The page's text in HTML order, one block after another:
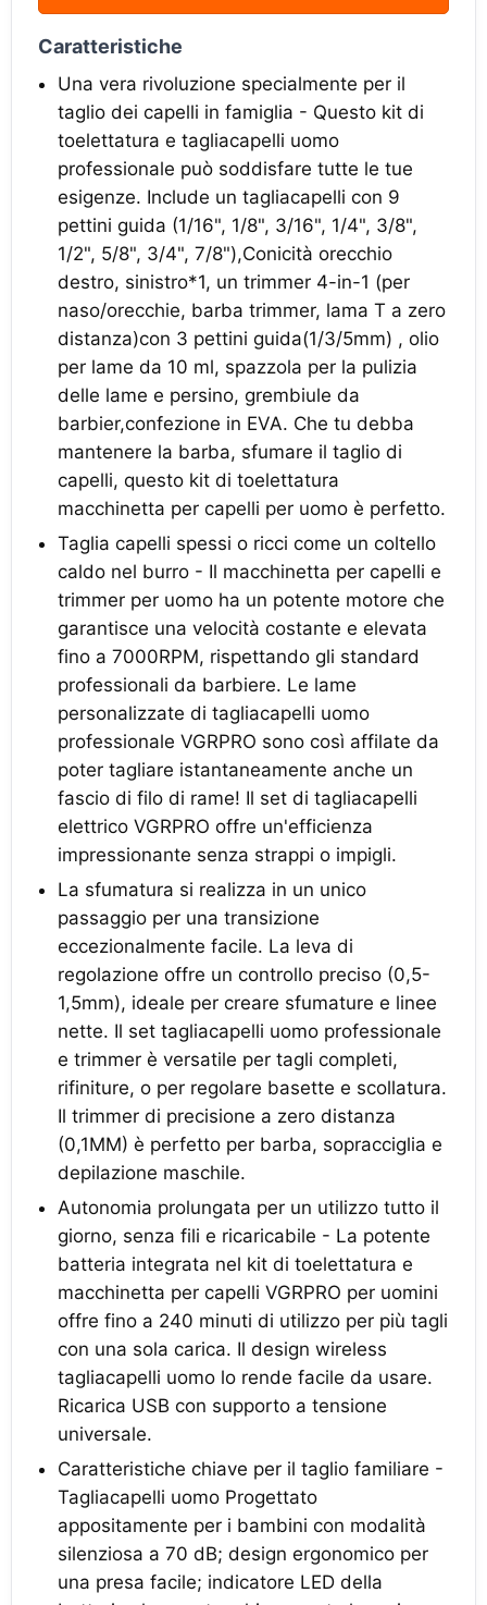
Caratteristiche
Una vera rivoluzione specialmente per il
taglio dei capelli in famiglia - Questo kit di
toelettatura e tagliacapelli uomo
professionale può soddisfare tutte le tue
esigenze. Include un tagliacapelli con 9
pettini guida (1/16", 1/8", 3/16", 1/4", 3/8",
1/2", 5/8", 3/4", 7/8"),Conicità orecchio
destro, sinistro*1, un trimmer 4-in-1 (per
naso/orecchie, barba trimmer, lama T a zero
distanza)con 3 pettini guida(1/3/5mm) , olio
per lame da 10 ml, spazzola per la pulizia
delle lame e persino, grembiule da
barbier,confezione in EVA. Che tu debba
mantenere la barba, sfumare il taglio di
capelli, questo kit di toelettatura
macchinetta per capelli per uomo è perfetto.
Taglia capelli spessi o ricci come un coltello
caldo nel burro - Il macchinetta per capelli e
trimmer per uomo ha un potente motore che
garantisce una velocità costante e elevata
fino a 7000RPM, rispettando gli standard
professionali da barbiere. Le lame
personalizzate di tagliacapelli uomo
professionale VGRPRO sono così affilate da
poter tagliare istantaneamente anche un
fascio di filo di rame! Il set di tagliacapelli
elettrico VGRPRO offre un'efficienza
impressionante senza strappi o impigli.
La sfumatura si realizza in un unico
passaggio per una transizione
eccezionalmente facile. La leva di
regolazione offre un controllo preciso (0,5-
1,5mm), ideale per creare sfumature e linee
nette. Il set tagliacapelli uomo professionale
e trimmer è versatile per tagli completi,
rifiniture, o per regolare basette e scollatura.
Il trimmer di precisione a zero distanza
(0,1MM) è perfetto per barba, sopracciglia e
depilazione maschile.
Autonomia prolungata per un utilizzo tutto il
giorno, senza fili e ricaricabile - La potente
batteria integrata nel kit di toelettatura e
macchinetta per capelli VGRPRO per uomini
offre fino a 240 minuti di utilizzo per più tagli
con una sola carica. Il design wireless
tagliacapelli uomo lo rende facile da usare.
Ricarica USB con supporto a tensione
universale.
Caratteristiche chiave per il taglio familiare -
Tagliacapelli uomo Progettato
appositamente per i bambini con modalità
silenziosa a 70 dB; design ergonomico per
una presa facile; indicatore LED della